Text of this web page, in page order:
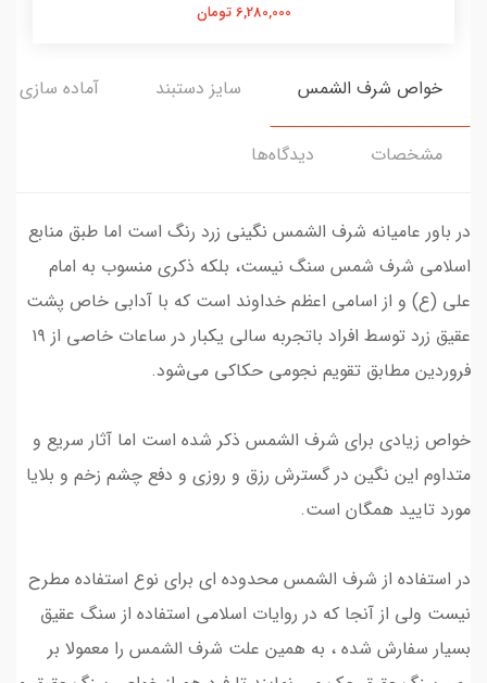
6,280,000 تومان
خواص شرف الشمس سایز دستبند آماده سازی و
مشخصات دیدگاه‌ها
در باور عامیانه شرف الشمس نگینی زرد رنگ است اما طبق منابع
اسلامی شرف شمس سنگ نیست، بلکه ذکری منسوب به امام
علی (ع) و از اسامی اعظم خداوند است که با آدابی خاص پشت
عقیق زرد توسط افراد باتجربه سالی یکبار در ساعات خاصی از ۱۹
فروردین مطابق تقویم‌ نجومی حکاکی می‌شود.
خواص زیادی برای شرف الشمس ذکر شده است اما آثار سریع و
متداوم این نگین در گسترش رزق و روزی و دفع چشم زخم و بلایا
مورد تایید همگان است.
در استفاده از شرف الشمس محدوده ای برای نوع استفاده مطرح
نیست ولی از آنجا که در روایات اسلامی استفاده از سنگ عقیق
بسیار سفارش شده ، به همین علت شرف الشمس را معمولا بر